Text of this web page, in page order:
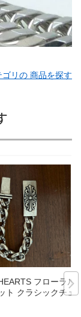
ゴリの 商品を探す
フローラルI
ト クラシックチェ